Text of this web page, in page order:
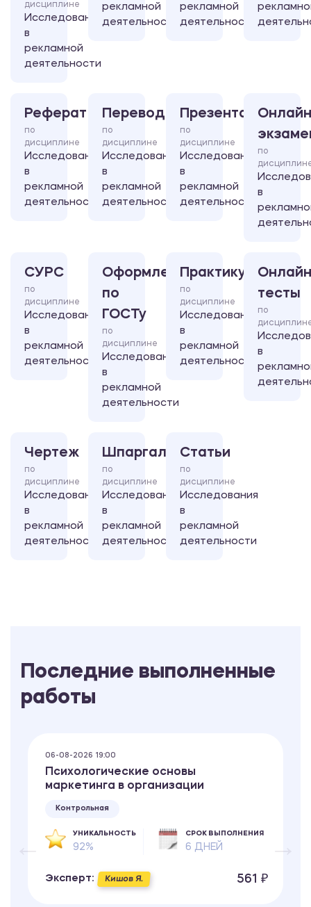
дисциплине
Исследования
в
рекламной
деятельности
рекламной
деятельности
рекламной
деятельности
Реферат
по
дисциплине
Исследования
в
рекламной
деятельности
Перевод
по
дисциплине
Исследования
в
рекламной
деятельности
Презентация
по
дисциплине
Исследования
в
рекламной
деятельности
по
в
СУРС
по
дисциплине
Исследования
в
рекламной
деятельности
Оформление
по
ГОСТу
по
дисциплине
Исследования
в
рекламной
деятельности
Практикум
по
дисциплине
Исследования
в
рекламной
деятельности
тесты
по
в
Чертеж
по
дисциплине
Исследования
в
рекламной
деятельности
Шпаргалка
по
дисциплине
Исследования
в
рекламной
деятельности
Статьи
по
дисциплине
Исследования
в
рекламной
деятельности
Последние выполненные
работы
06-08-2026 19:00
Психологические основы
маркетинга в организации
Контрольная
УНИКАЛЬНОСТЬ
92%
СРОК ВЫПОЛНЕНИЯ
6 ДНЕЙ
Эксперт: Кишов Я. 561 ₽